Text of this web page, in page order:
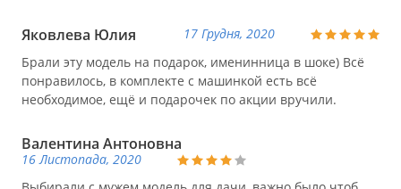
Яковлева Юлия
17 Грудня, 2020
Брали эту модель на подарок, именинница в шоке) Всё
понравилось, в комплекте с машинкой есть всё
необходимое, ещё и подарочек по акции вручили.
Валентина Антоновна
16 Листопада, 2020